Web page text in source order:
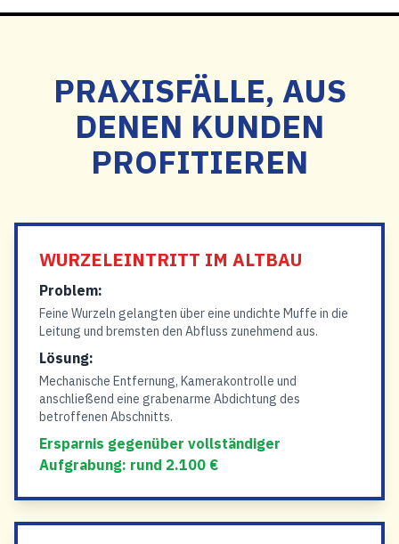
PRAXISFÄLLE, AUS
DENEN KUNDEN
PROFITIEREN
WURZELEINTRITT IM ALTBAU
Problem:
Feine Wurzeln gelangten über eine undichte Muffe in die
Leitung und bremsten den Abfluss zunehmend aus.
Lösung:
Mechanische Entfernung, Kamerakontrolle und
anschließend eine grabenarme Abdichtung des
betroffenen Abschnitts.
Ersparnis gegenüber vollständiger
Aufgrabung: rund 2.100 €